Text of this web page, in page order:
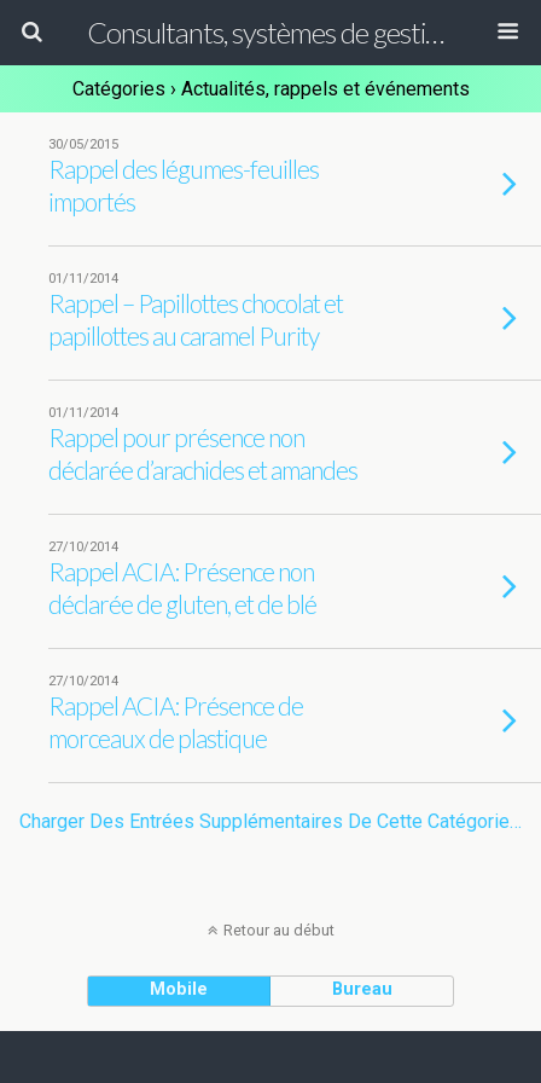
Consultants, systèmes de gestion ISO, HACCP et GFSI
Catégories › Actualités, rappels et événements
30/05/2015
Rappel des légumes-feuilles
importés
01/11/2014
Rappel – Papillottes chocolat et
papillottes au caramel Purity
01/11/2014
Rappel pour présence non
déclarée d’arachides et amandes
27/10/2014
Rappel ACIA: Présence non
déclarée de gluten, et de blé
27/10/2014
Rappel ACIA: Présence de
morceaux de plastique
Charger Des Entrées Supplémentaires De Cette Catégorie…
Retour au début
Mobile Bureau